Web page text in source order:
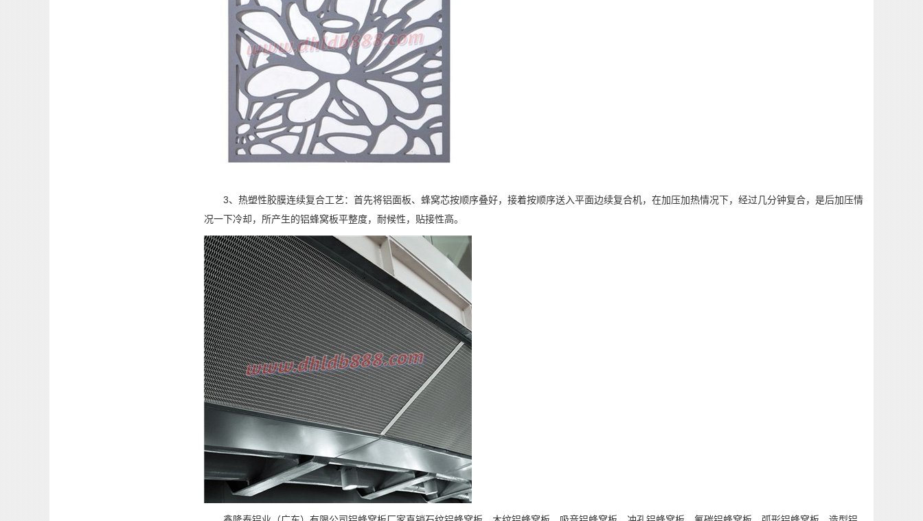
3、热塑性胶膜连续复合工艺：首先将铝面板、蜂窝芯按顺序叠好，接着按顺序送入平面边续复合机，在加压加热情况下，经过几分钟复合，是后加压情
况一下冷却，所产生的铝蜂窝板平整度，耐候性，贴接性高。